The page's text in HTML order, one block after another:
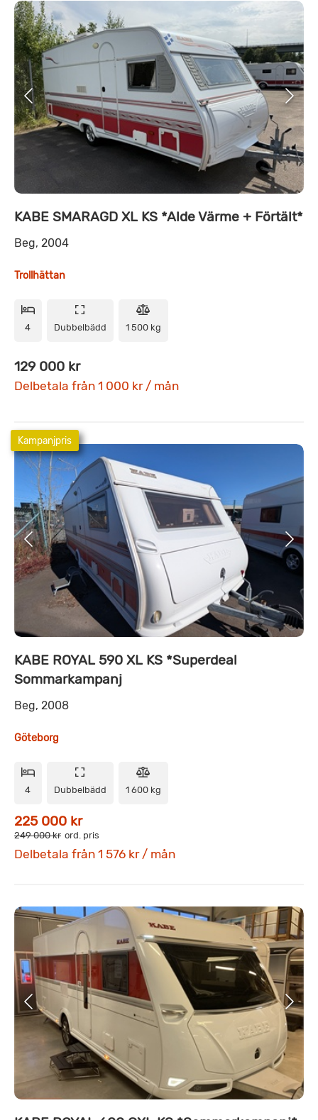
KABE SMARAGD XL KS *Alde Värme + Förtält*
Beg, 2004
Trollhättan
4 Dubbelbädd 1 500 kg
129 000 kr
Delbetala från 1 000 kr / mån
Kampanjpris
KABE ROYAL 590 XL KS *Superdeal
Sommarkampanj
Beg, 2008
Göteborg
4 Dubbelbädd 1 600 kg
225 000 kr
249 000 kr ord. pris
Delbetala från 1 576 kr / mån